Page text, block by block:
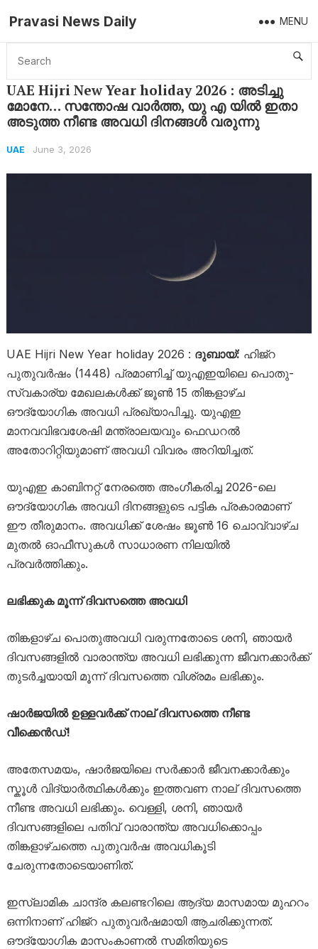
Pravasi News Daily MENU
Home UAE UAE Hijri New Year holiday 2026 : അടിച്ചു മോനേ… സന്തോഷ വാർത്ത, യു എ യിൽ ഇതാ അടുത്ത നീണ്ട അവധി ദിനങ്ങൾ വരുന്നു
UAE Hijri New Year holiday 2026 : അടിച്ചു
മോനേ… സന്തോഷ വാർത്ത, യു എ യിൽ ഇതാ
അടുത്ത നീണ്ട അവധി ദിനങ്ങൾ വരുന്നു
UAE June 3, 2026
UAE Hijri New Year holiday 2026 : ദുബായ്: ഹിജ്റ
പുതുവർഷം (1448) പ്രമാണിച്ച് യുഎഇയിലെ പൊതു-
സ്വകാര്യ മേഖലകൾക്ക് ജൂൺ 15 തിങ്കളാഴ്ച
ഔദ്യോഗിക അവധി പ്രഖ്യാപിച്ചു. യുഎഇ
മാനവവിഭവശേഷി മന്ത്രാലയവും ഫെഡറൽ
അതോറിറ്റിയുമാണ് അവധി വിവരം അറിയിച്ചത്.
യുഎഇ കാബിനറ്റ് നേരത്തെ അംഗീകരിച്ച 2026-ലെ
ഔദ്യോഗിക അവധി ദിനങ്ങളുടെ പട്ടിക പ്രകാരമാണ്
ഈ തീരുമാനം. അവധിക്ക് ശേഷം ജൂൺ 16 ചൊവ്വാഴ്ച
മുതൽ ഓഫീസുകൾ സാധാരണ നിലയിൽ
പ്രവർത്തിക്കും.
ലഭിക്കുക മൂന്ന് ദിവസത്തെ അവധി
തിങ്കളാഴ്ച പൊതുഅവധി വരുന്നതോടെ ശനി, ഞായർ
ദിവസങ്ങളിൽ വാരാന്ത്യ അവധി ലഭിക്കുന്ന ജീവനക്കാർക്ക്
തുടർച്ചയായി മൂന്ന് ദിവസത്തെ വിശ്രമം ലഭിക്കും.
ഷാർജയിൽ ഉള്ളവർക്ക് നാല് ദിവസത്തെ നീണ്ട
വീക്കെൻഡ്!
അതേസമയം, ഷാർജയിലെ സർക്കാർ ജീവനക്കാർക്കും
സ്കൂൾ വിദ്യാർത്ഥികൾക്കും ഇത്തവണ നാല് ദിവസത്തെ
നീണ്ട അവധി ലഭിക്കും. വെള്ളി, ശനി, ഞായർ
ദിവസങ്ങളിലെ പതിവ് വാരാന്ത്യ അവധിക്കൊപ്പം
തിങ്കളാഴ്ചത്തെ പുതുവർഷ അവധികൂടി
ചേരുന്നതോടെയാണിത്.
ഇസ്‌ലാമിക ചാന്ദ്ര കലണ്ടറിലെ ആദ്യ മാസമായ മുഹറം
ഒന്നിനാണ് ഹിജ്റ പുതുവർഷമായി ആചരിക്കുന്നത്.
ഔദ്യോഗിക മാസംകാണൽ സമിതിയുടെ